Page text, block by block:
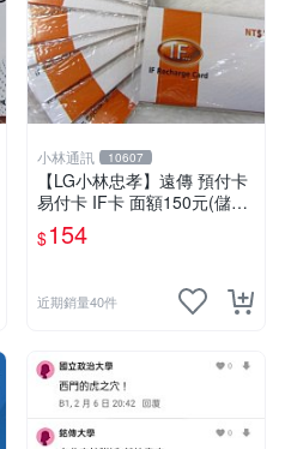
小林通訊 10607
【LG小林忠孝】遠傳 預付卡
易付卡 IF卡 面額150元(儲值
卡/補充卡)
$154
近期銷量40件